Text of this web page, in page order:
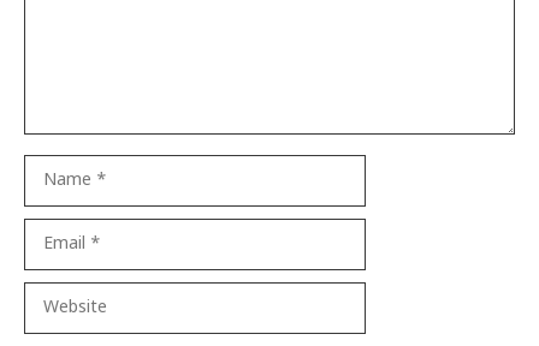
Website